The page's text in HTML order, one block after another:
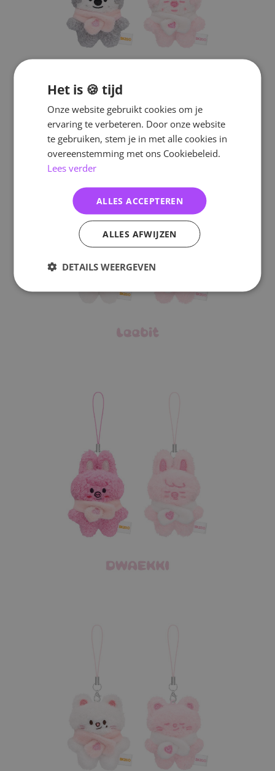
Het is 🍪 tijd
Onze website gebruikt cookies om je
ervaring te verbeteren. Door onze website
te gebruiken, stem je in met alle cookies in
overeenstemming met ons Cookiebeleid.
Lees verder
ALLES ACCEPTEREN
ALLES AFWIJZEN
DETAILS WEERGEVEN